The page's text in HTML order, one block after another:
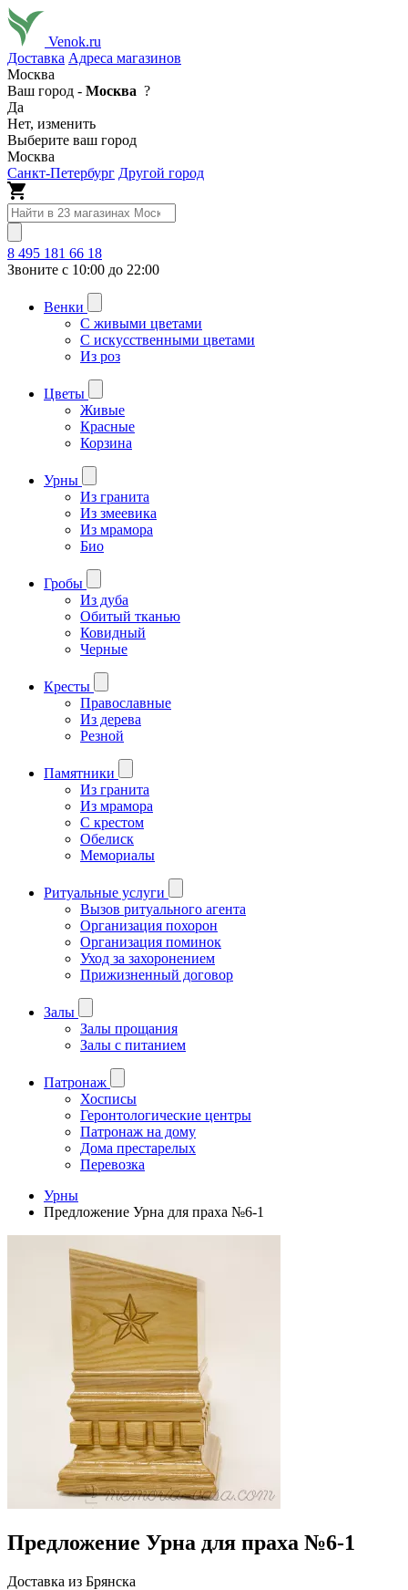
Venok.ru
Доставка Адреса магазинов
Москва
Ваш город - Москва ?
Да
Нет, изменить
Выберите ваш город
Москва
Санкт-Петербург Другой город
8 495 181 66 18
Звоните с 10:00 до 22:00
Венки
С живыми цветами
С искусственными цветами
Из роз
Цветы
Живые
Красные
Корзина
Урны
Из гранита
Из змеевика
Из мрамора
Био
Гробы
Из дуба
Обитый тканью
Ковидный
Черные
Кресты
Православные
Из дерева
Резной
Памятники
Из гранита
Из мрамора
С крестом
Обелиск
Мемориалы
Ритуальные услуги
Вызов ритуального агента
Организация похорон
Организация поминок
Уход за захоронением
Прижизненный договор
Залы
Залы прощания
Залы с питанием
Патронаж
Хосписы
Геронтологические центры
Патронаж на дому
Дома престарелых
Перевозка
Урны
Предложение Урна для праха №6-1
Предложение Урна для праха №6-1
Доставка из Брянска